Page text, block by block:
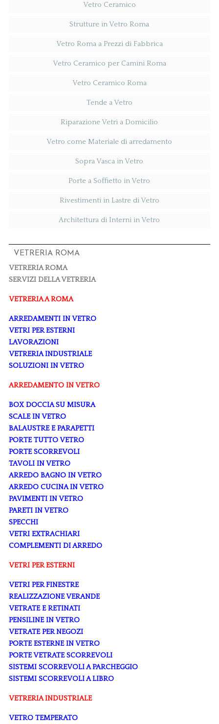
Vetro Ceramico
Strutture in Vetro Roma
Vetro Roma a Prezzi di Fabbrica
Vetro Ceramico per Camini Roma
Vetro Ceramico Roma
Tende a Vetro
Riparazione Vetri a Domicilio
Vetro come Materiale di arredamento
Sopra Vasca in Vetro
Porte a Soffietto in Vetro
Rivestimenti in Lastre di Vetro
Architettura di Interni in Vetro
VETRERIA ROMA
VETRERIA ROMA
SERVIZI DELLA VETRERIA
VETRERIA A ROMA
ARREDAMENTI IN VETRO
VETRI PER ESTERNI
LAVORAZIONI
VETRERIA INDUSTRIALE
SOLUZIONI IN VETRO
ARREDAMENTO IN VETRO
BOX DOCCIA SU MISURA
SCALE IN VETRO
BALAUSTRE E PARAPETTI
PORTE TUTTO VETRO
PORTE SCORREVOLI
TAVOLI IN VETRO
ARREDO BAGNO IN VETRO
ARREDO CUCINA IN VETRO
PAVIMENTI IN VETRO
PARETI IN VETRO
SPECCHI
VETRI EXTRACHIARI
COMPLEMENTI DI ARREDO
VETRI PER ESTERNI
VETRI PER FINESTRE
REALIZZAZIONE VERANDE
VETRATE E RETINATI
PENSILINE IN VETRO
VETRATE PER NEGOZI
PORTE ESTERNE IN VETRO
PORTE VETRATE SCORREVOLI
SISTEMI SCORREVOLI A PARCHEGGIO
SISTEMI SCORREVOLI A LIBRO
VETRERIA INDUSTRIALE
VETRO TEMPERATO